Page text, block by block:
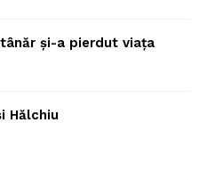
și-a pierdut viața
Hălchiu